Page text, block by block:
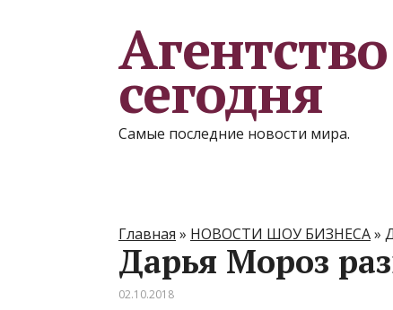
сегодня
Самые последние новости мира.
Главная » НОВОСТИ ШОУ БИЗНЕСА»
Дарья Мороз
02.10.2018